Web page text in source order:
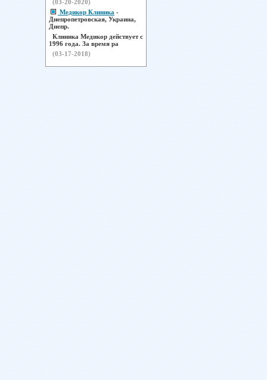
(03-20-2020)
Медикор Клиника -
Днепропетровская, Украина,
Днепр.
Клиника Медикор действует с
1996 года. За время ра
(03-17-2018)